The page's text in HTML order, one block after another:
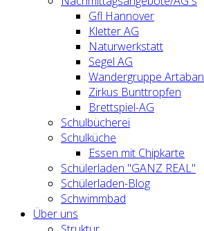
Gfl Hannover
Kletter AG
Naturwerkstatt
Segel AG
Wandergruppe Artaban
Zirkus Bunttropfen
Brettspiel-AG
Schulbücherei
Schulküche
Essen mit Chipkarte
Schülerladen "GANZ REAL"
Schülerladen-Blog
Schwimmbad
Über uns